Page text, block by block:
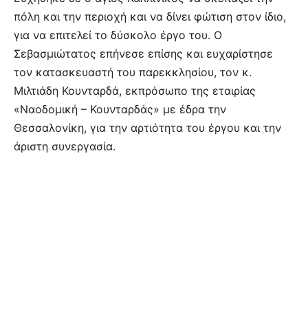
πόλη και την περιοχή και να δίνει φώτιση στον ίδιο,
για να επιτελεί το δύσκολο έργο του. Ο
Σεβασμιώτατος επήνεσε επίσης και ευχαρίστησε
τον κατασκευαστή του παρεκκλησίου, τον κ.
Μιλτιάδη Κουνταρδά, εκπρόσωπο της εταιρίας
«Ναοδομική – Κουνταρδάς» με έδρα την
Θεσσαλονίκη, για την αρτιότητα του έργου και την
άριστη συνεργασία.